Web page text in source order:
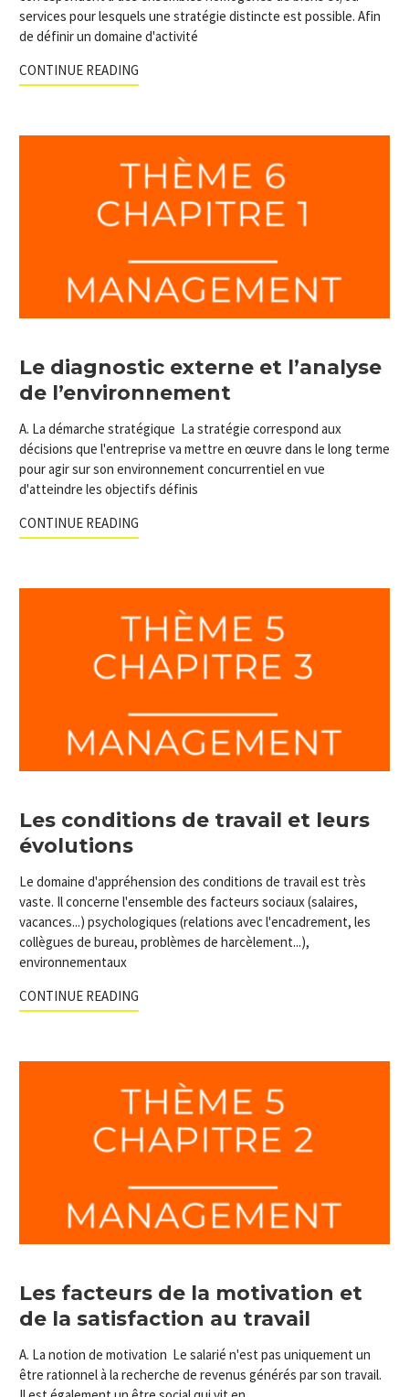
services pour lesquels une stratégie distincte est possible. Afin
de définir un domaine d'activité
CONTINUE READING
Le diagnostic externe et l’analyse
de l’environnement
A. La démarche stratégique La stratégie correspond aux
décisions que l'entreprise va mettre en œuvre dans le long terme
pour agir sur son environnement concurrentiel en vue
d'atteindre les objectifs définis
CONTINUE READING
Les conditions de travail et leurs
évolutions
Le domaine d'appréhension des conditions de travail est très
vaste. Il concerne l'ensemble des facteurs sociaux (salaires,
vacances...) psychologiques (relations avec l'encadrement, les
collègues de bureau, problèmes de harcèlement...),
environnementaux
CONTINUE READING
Les facteurs de la motivation et
de la satisfaction au travail
A. La notion de motivation Le salarié n'est pas uniquement un
être rationnel à la recherche de revenus générés par son travail.